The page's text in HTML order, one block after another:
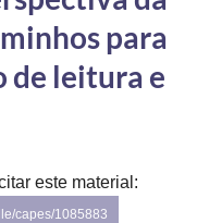
para
de leitura e
este material:
capes/1085883